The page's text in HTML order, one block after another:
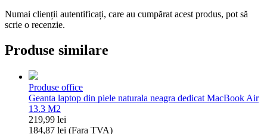
Numai clienții autentificați, care au cumpărat acest produs, pot să
scrie o recenzie.
Produse similare
Produse office
Geanta laptop din piele naturala neagra dedicat MacBook Air
13.3 M2
219,99 lei
184,87 lei (Fara TVA)